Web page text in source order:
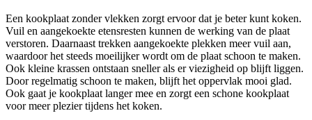
Een kookplaat zonder vlekken zorgt ervoor dat je beter kunt koken.
Vuil en aangekoekte etensresten kunnen de werking van de plaat
verstoren. Daarnaast trekken aangekoekte plekken meer vuil aan,
waardoor het steeds moeilijker wordt om de plaat schoon te maken.
Ook kleine krassen ontstaan sneller als er viezigheid op blijft liggen.
Door regelmatig schoon te maken, blijft het oppervlak mooi glad.
Ook gaat je kookplaat langer mee en zorgt een schone kookplaat
voor meer plezier tijdens het koken.